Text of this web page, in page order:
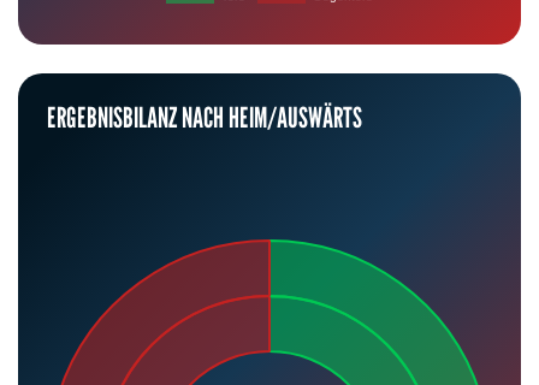
ERGEBNISBILANZ NACH HEIM/AUSWÄRTS